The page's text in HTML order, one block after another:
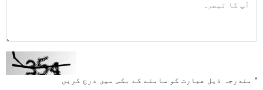
* مندرجہ ذیل عبارت کو سامنے کے بکس میں درج کریں